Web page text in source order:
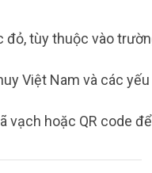
đỏ, tùy thuộc vào
Việt Nam và các
vạch hoặc QR code